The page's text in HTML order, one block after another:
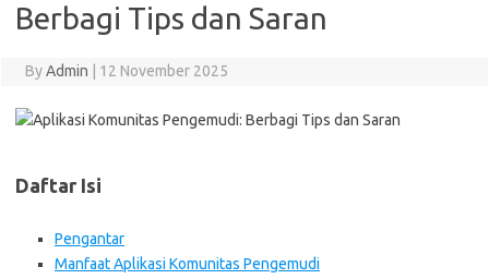
Berbagi Tips dan Saran
ByAdmin 12 November 2025
Daftar Isi
Pengantar
Manfaat Aplikasi Komunitas Pengemudi